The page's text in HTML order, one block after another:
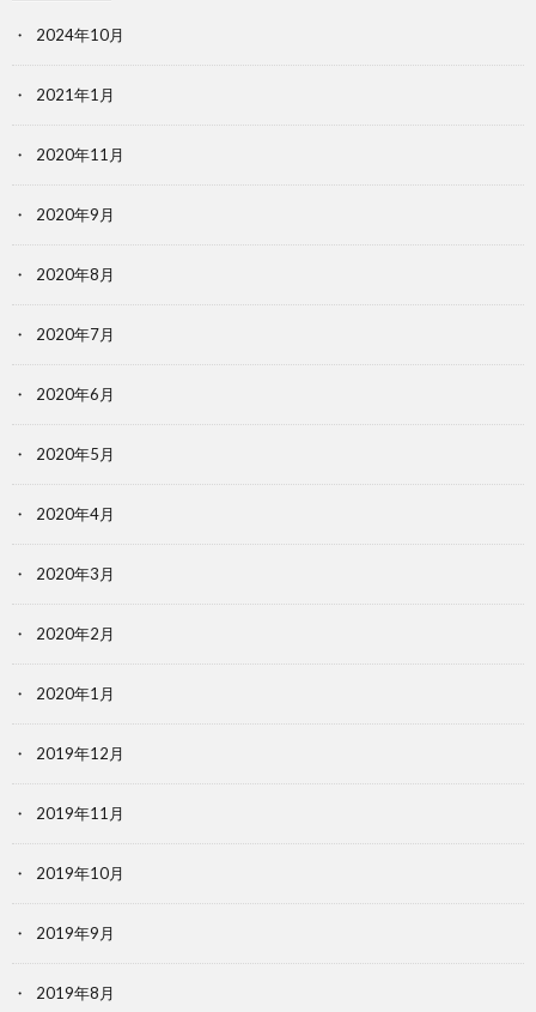
2024年10月
2021年1月
2020年11月
2020年9月
2020年8月
2020年7月
2020年6月
2020年5月
2020年4月
2020年3月
2020年2月
2020年1月
2019年12月
2019年11月
2019年10月
2019年9月
2019年8月